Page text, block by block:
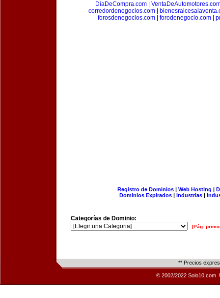
DiaDeCompra.com|
corredordenegocios.com
forosdenegocios.com
forodenegocio.com
Registro de Dominios| Web Hosting |
Dominios Expirados | Industrias |
Categorías de Dominio:
[Pág.
** Precios
© 2002/2022 Solo10.com